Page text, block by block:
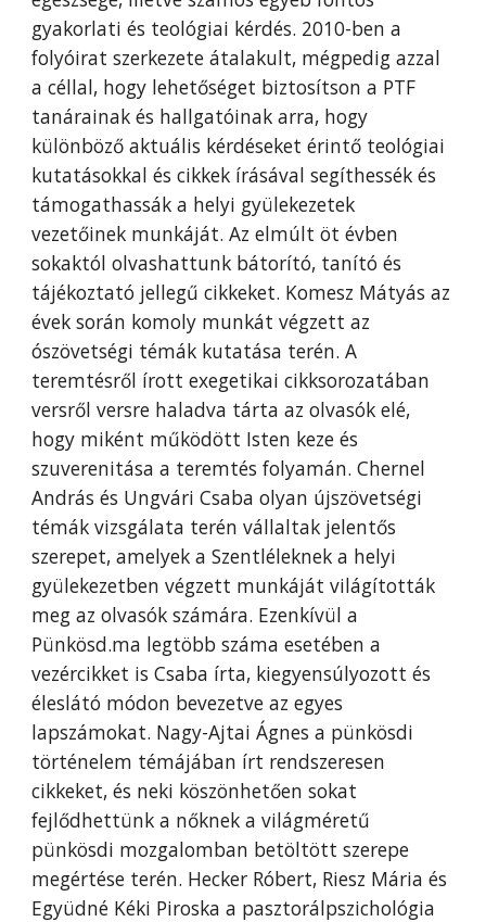
gyakorlati és teológiai kérdés. 2010-ben a
folyóirat szerkezete átalakult, mégpedig azzal
a céllal, hogy lehetőséget biztosítson a PTF
tanárainak és hallgatóinak arra, hogy
különböző aktuális kérdéseket érintő teológiai
kutatásokkal és cikkek írásával segíthessék és
támogathassák a helyi gyülekezetek
vezetőinek munkáját. Az elmúlt öt évben
sokaktól olvashattunk bátorító, tanító és
tájékoztató jellegű cikkeket. Komesz Mátyás az
évek során komoly munkát végzett az
ószövetségi témák kutatása terén. A
teremtésről írott exegetikai cikksorozatában
versről versre haladva tárta az olvasók elé,
hogy miként működött Isten keze és
szuverenitása a teremtés folyamán. Chernel
András és Ungvári Csaba olyan újszövetségi
témák vizsgálata terén vállaltak jelentős
szerepet, amelyek a Szentléleknek a helyi
gyülekezetben végzett munkáját világították
meg az olvasók számára. Ezenkívül a
Pünkösd.ma legtöbb száma esetében a
vezércikket is Csaba írta, kiegyensúlyozott és
éleslátó módon bevezetve az egyes
lapszámokat. Nagy-Ajtai Ágnes a pünkösdi
történelem témájában írt rendszeresen
cikkeket, és neki köszönhetően sokat
fejlődhettünk a nőknek a világméretű
pünkösdi mozgalomban betöltött szerepe
megértése terén. Hecker Róbert, Riesz Mária és
Együdné Kéki Piroska a pasztorálpszichológia